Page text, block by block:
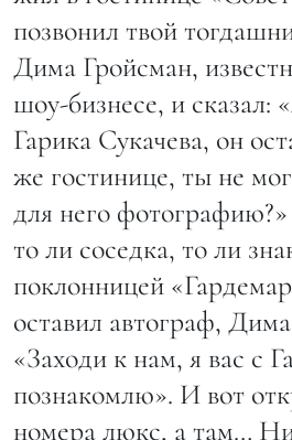
позвонил твой
Дима Гройсман,
шоу-бизнесе, и сказал:
Гарика Сукачева, он
же гостинице, ты не
для него
то ли соседка, то ли
поклонницей
оставил автограф,
«Заходи к нам, я вас с
познакомлю». И вот
номера люкс, а там…